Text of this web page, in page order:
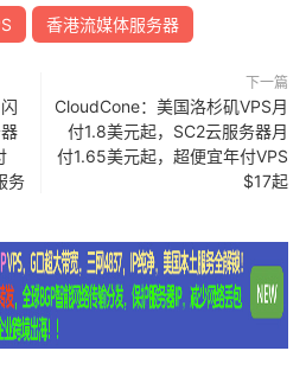
香港流媒体服务器
务
下一篇
CloudCone：美国洛杉矶VPS月
付1.8美元起，SC2云服务器月
付1.65美元起，超便宜年付VPS
$17起